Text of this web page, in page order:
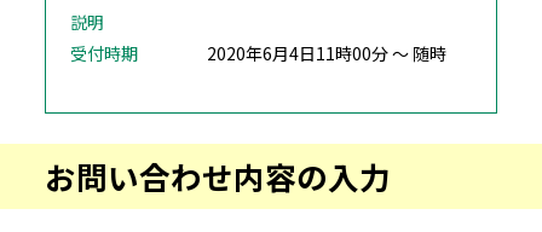
説明
受付時期
2020年6月4日11時00分 ～ 随時
お問い合わせ内容の入力